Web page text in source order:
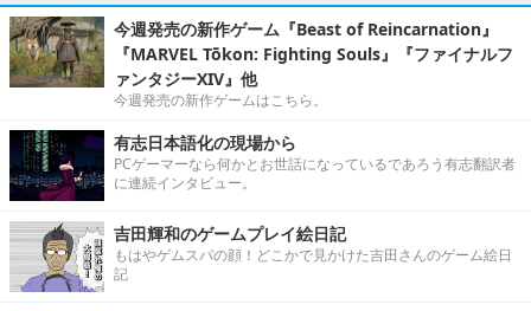
今週発売の新作ゲーム『Beast of Reincarnation』
『MARVEL Tōkon: Fighting Souls』『ファイナルフ
ァンタジーXIV』他
今週発売の新作ゲームはこちら。
有志日本語化の現場から
PCゲーマーなら何かとお世話になっているであろう有志翻訳者
に連続インタビュー。
吉田輝和のゲームプレイ絵日記
もはやゲムスパの顔！どこかで見かけた吉田さんのゲーム絵日
記